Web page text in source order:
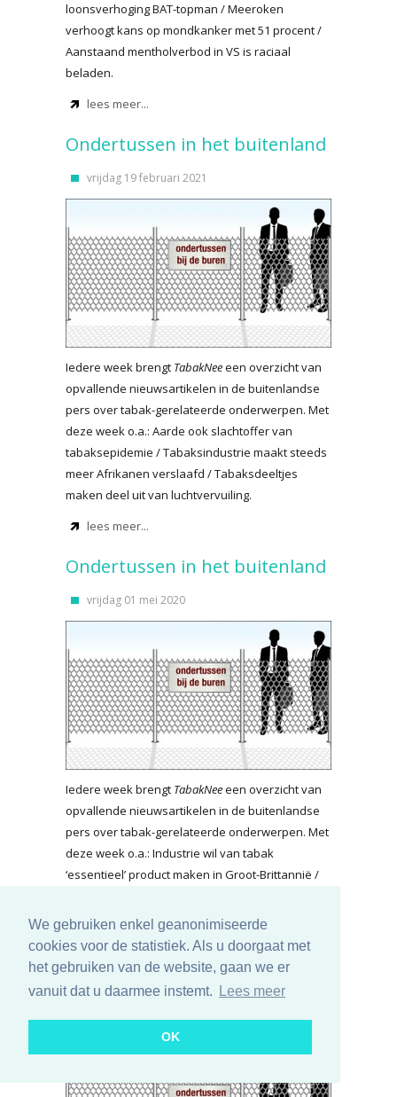
We gebruiken enkel geanonimiseerde
cookies voor de statistiek. Als u doorgaat met
het gebruiken van de website, gaan we er
vanuit dat u daarmee instemt.
Lees meer
OK
loonsverhoging BAT-topman / Meeroken
verhoogt kans op mondkanker met 51 procent /
Aanstaand mentholverbod in VS is raciaal
beladen.
lees meer...
Ondertussen in het buitenland
vrijdag 19 februari 2021
Iedere week brengt TabakNeeeen overzicht van
opvallende nieuwsartikelen in de buitenlandse
pers over tabak-gerelateerde onderwerpen. Met
deze week o.a.: Aarde ook slachtoffer van
tabaksepidemie / Tabaksindustrie maakt steeds
meer Afrikanen verslaafd / Tabaksdeeltjes
maken deel uit van luchtvervuiling.
lees meer...
Ondertussen in het buitenland
vrijdag 01 mei 2020
Iedere week brengt TabakNeeeen overzicht van
opvallende nieuwsartikelen in de buitenlandse
pers over tabak-gerelateerde onderwerpen. Met
deze week o.a.: Industrie wil van tabak
‘essentieel’ product maken in Groot-Brittannië /
uit door corona
lees meer...
Ondertussen in het buitenland
vrijdag 24 april 2020